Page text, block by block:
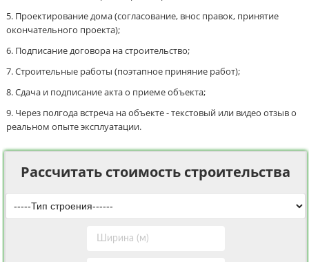
Проектирование дома (согласование, внос правок, принятие
окончательного проекта);
Подписание договора на строительство;
Строительные работы (поэтапное приняние работ);
Сдача и подписание акта о приеме объекта;
Через полгода встреча на объекте - текстовый или видео отзыв о
реальном опыте эксплуатации.
Рассчитать стоимость строительства